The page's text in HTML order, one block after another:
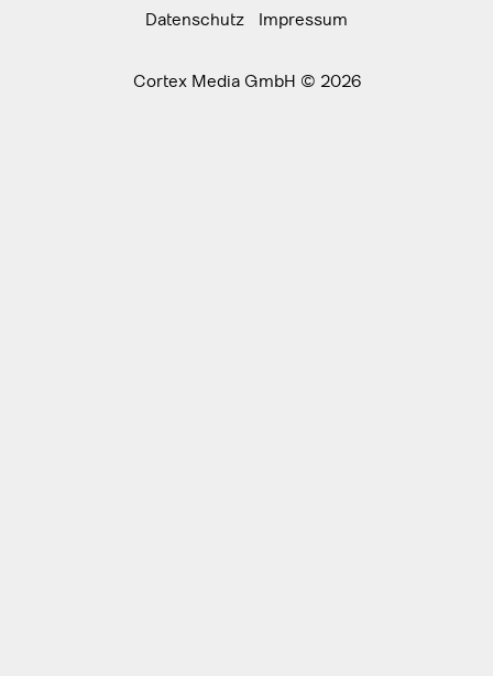
Datenschutz Impressum
Cortex Media GmbH © 2026